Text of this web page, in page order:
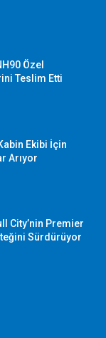
Özel
Teslim Etti
Ekibi İçin
Arıyor
City’nin Premier
Sürdürüyor